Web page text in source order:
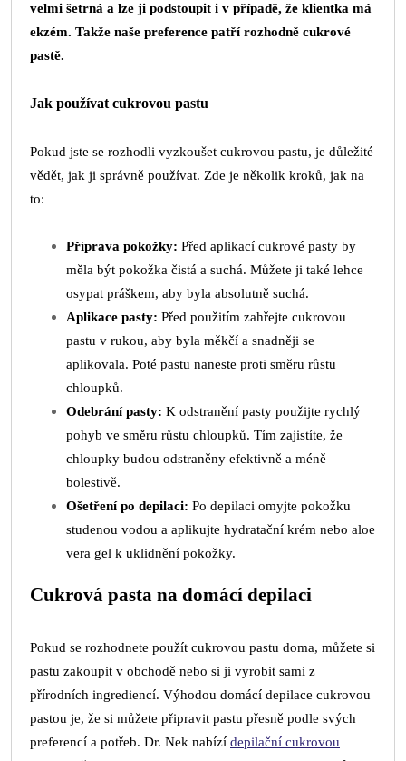
velmi šetrná a lze ji podstoupit i v případě, že klientka má
ekzém. Takže naše preference patří rozhodně cukrové
pastě.
Jak používat cukrovou pastu
Pokud jste se rozhodli vyzkoušet cukrovou pastu, je důležité
vědět, jak ji správně používat. Zde je několik kroků, jak na
to:
Příprava pokožky: Před aplikací cukrové pasty by
měla být pokožka čistá a suchá. Můžete ji také lehce
osypat práškem, aby byla absolutně suchá.
Aplikace pasty: Před použitím zahřejte cukrovou
pastu v rukou, aby byla měkčí a snadněji se
aplikovala. Poté pastu naneste proti směru růstu
chloupků.
Odebrání pasty: K odstranění pasty použijte rychlý
pohyb ve směru růstu chloupků. Tím zajistíte, že
chloupky budou odstraněny efektivně a méně
bolestivě.
Ošetření po depilaci: Po depilaci omyjte pokožku
studenou vodou a aplikujte hydratační krém nebo aloe
vera gel k uklidnění pokožky.
Cukrová pasta na domácí depilaci
Pokud se rozhodnete použít cukrovou pastu doma, můžete si
pastu zakoupit v obchodě nebo si ji vyrobit sami z
přírodních ingrediencí. Výhodou domácí depilace cukrovou
pastou je, že si můžete připravit pastu přesně podle svých
preferencí a potřeb. Dr. Nek nabízí depilační cukrovou